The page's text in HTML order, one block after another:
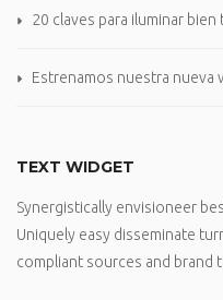
20 claves para iluminar bien
Estrenamos nuestra nueva
TEXT WIDGET
Synergistically envisioneer
Uniquely easy disseminate
compliant sources and brand